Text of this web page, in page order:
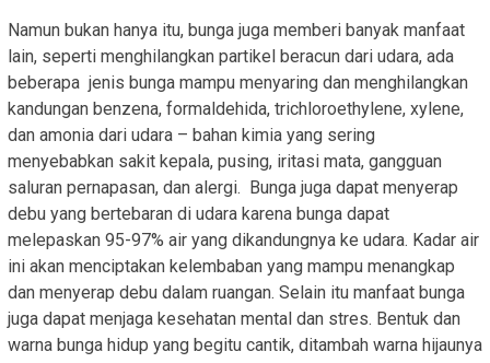
Namun bukan hanya itu, bunga juga memberi banyak manfaat
lain, seperti menghilangkan partikel beracun dari udara, ada
beberapa jenis bunga mampu menyaring dan menghilangkan
kandungan benzena, formaldehida, trichloroethylene, xylene,
dan amonia dari udara – bahan kimia yang sering
menyebabkan sakit kepala, pusing, iritasi mata, gangguan
saluran pernapasan, dan alergi. Bunga juga dapat menyerap
debu yang bertebaran di udara karena bunga dapat
melepaskan 95-97% air yang dikandungnya ke udara. Kadar air
ini akan menciptakan kelembaban yang mampu menangkap
dan menyerap debu dalam ruangan. Selain itu manfaat bunga
juga dapat menjaga kesehatan mental dan stres. Bentuk dan
warna bunga hidup yang begitu cantik, ditambah warna hijaunya